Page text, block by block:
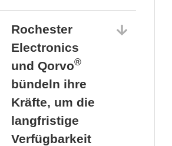
Rochester
Electronics
und Qorvo®
bündeln ihre
Kräfte, um die
langfristige
Verfügbarkeit